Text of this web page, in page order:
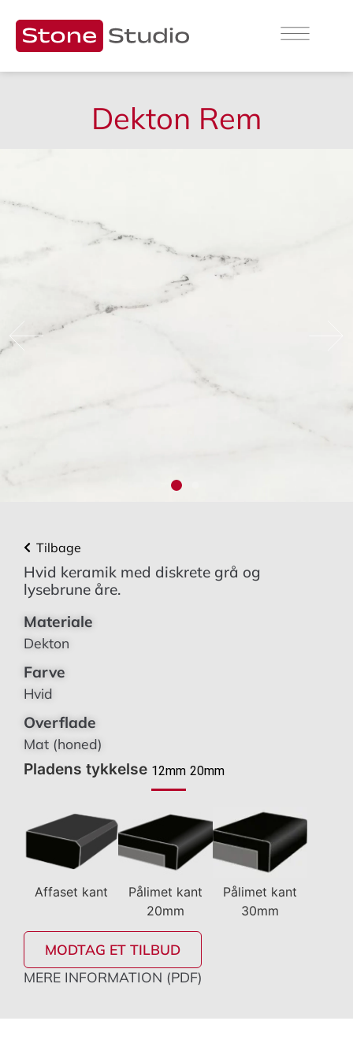
Dekton Rem
Tilbage
Hvid keramik med diskrete grå og
lysebrune åre.
Materiale
Dekton
Farve
Hvid
Overflade
Mat (honed)
Pladens tykkelse 12mm 20mm
Affaset kant
Pålimet kant
20mm
Pålimet kant
30mm
MODTAG ET TILBUD
MERE INFORMATION (PDF)